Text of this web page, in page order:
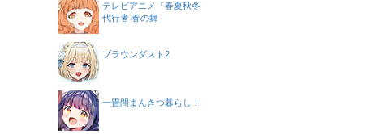
テレビアニメ『春夏秋冬
代行者 春の舞
ブラウンダスト2
一畳間まんきつ暮らし！